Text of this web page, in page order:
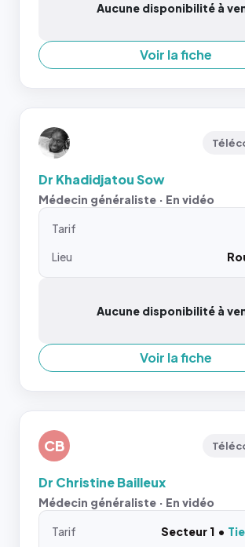
Aucune disponibilité à
Voir la fiche
Dr Khadidjatou Sow
Médecin généraliste · En vidéo
Tarif
Lieu
Aucune disponibilité à
Voir la fiche
CB
Dr Christine Bailleux
Médecin généraliste · En vidéo
Tarif Secteur 1